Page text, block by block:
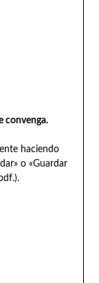
convenga.
haciendo
o «Guardar